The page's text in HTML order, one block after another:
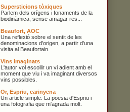
Supersticions tòxiques
Parlem dels orígens i fonaments de la
biodinàmica, sense amagar res...
Beaufort, AOC
Una reflexió sobre el sentit de les
denominacions d'origen, a partir d'una
visita al Beaufortain.
Vins imaginats
L'autor vol escollir un vi adient amb el
moment que viu i va imaginant diversos
vins possibles.
Or, Espriu, carinyena
Un article simple: La poesia d'Espriu i
una fotografia que m'agrada molt.